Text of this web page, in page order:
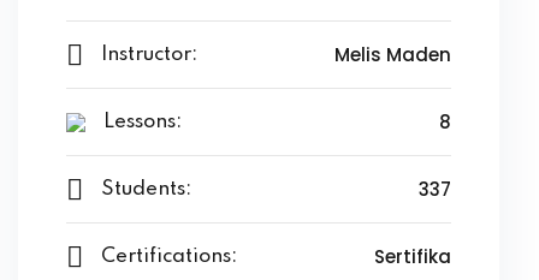
Instructor: Melis Maden
Lessons: 8
Students: 337
Certifications: Sertifika